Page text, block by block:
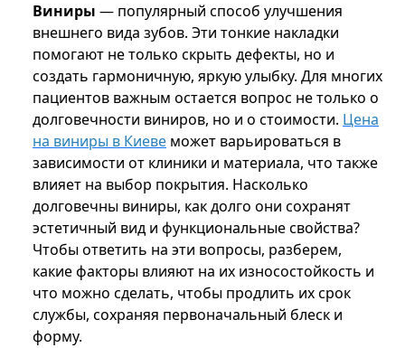
Виниры — популярный способ улучшения
внешнего вида зубов. Эти тонкие накладки
помогают не только скрыть дефекты, но и
создать гармоничную, яркую улыбку. Для многих
пациентов важным остается вопрос не только о
долговечности виниров, но и о стоимости. Цена
на виниры в Киеве может варьироваться в
зависимости от клиники и материала, что также
влияет на выбор покрытия. Насколько
долговечны виниры, как долго они сохранят
эстетичный вид и функциональные свойства?
Чтобы ответить на эти вопросы, разберем,
какие факторы влияют на их износостойкость и
что можно сделать, чтобы продлить их срок
службы, сохраняя первоначальный блеск и
форму.